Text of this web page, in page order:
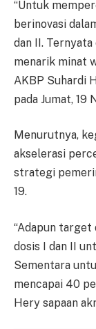
“Untuk
berinovasi
dan II.
menarik minat
AKBP Suhardi
pada Jumat, 19
Menurutnya,
akselerasi
strategi
19.
“Adapun target
dosis I dan II
Sementara
mencapai 40
Hery sapaan